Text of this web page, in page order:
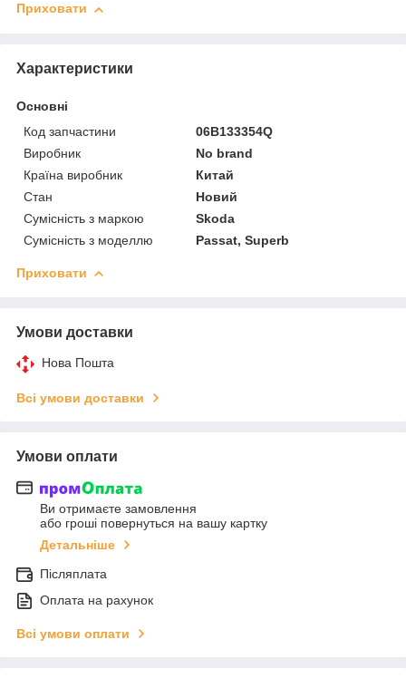
Приховати
Характеристики
Основні
Код запчастини
06B133354Q
Виробник
No brand
Країна виробник
Китай
Стан
Новий
Сумісність з маркою
Skoda
Сумісність з моделлю
Passat, Superb
Приховати
Умови доставки
Нова Пошта
Всі умови доставки
Умови оплати
Ви отримаєте замовлення
або гроші повернуться на вашу картку
Детальніше
Післяплата
Оплата на рахунок
Всі умови оплати